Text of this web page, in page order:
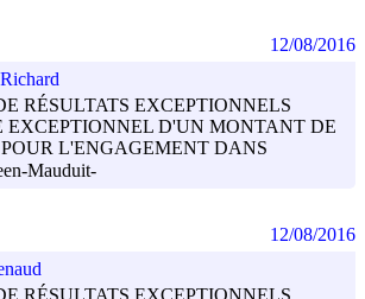
RÉSULTATS EXCEPTIONNELS
EXCEPTIONNEL D'UN MONTANT DE
POUR L'ENGAGEMENT DANS
Mauduit-
12/08/2016
12/08/2016